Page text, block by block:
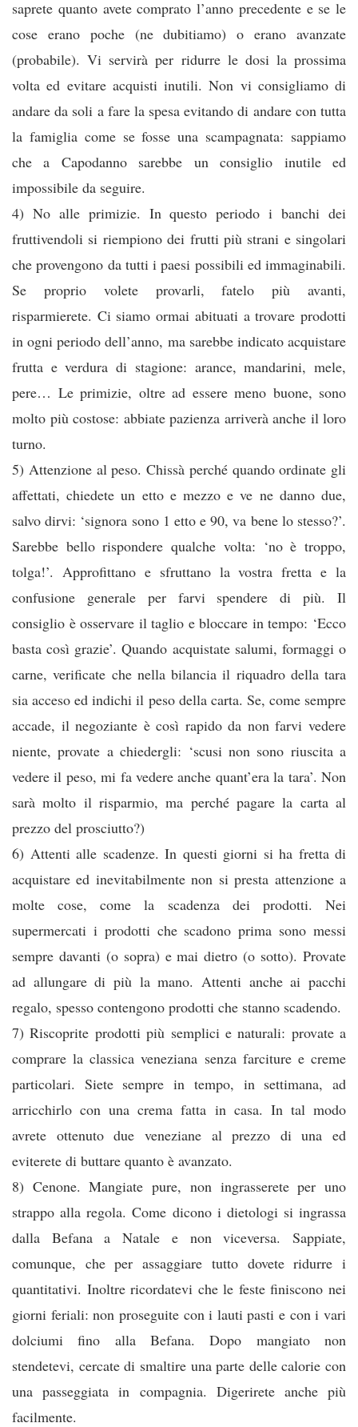
saprete quanto avete comprato l’anno precedente e se le
cose erano poche (ne dubitiamo) o erano avanzate
(probabile). Vi servirà per ridurre le dosi la prossima
volta ed evitare acquisti inutili. Non vi consigliamo di
andare da soli a fare la spesa evitando di andare con tutta
la famiglia come se fosse una scampagnata: sappiamo
che a Capodanno sarebbe un consiglio inutile ed
impossibile da seguire.
4) No alle primizie. In questo periodo i banchi dei
fruttivendoli si riempiono dei frutti più strani e singolari
che provengono da tutti i paesi possibili ed immaginabili.
Se proprio volete provarli, fatelo più avanti,
risparmierete. Ci siamo ormai abituati a trovare prodotti
in ogni periodo dell’anno, ma sarebbe indicato acquistare
frutta e verdura di stagione: arance, mandarini, mele,
pere… Le primizie, oltre ad essere meno buone, sono
molto più costose: abbiate pazienza arriverà anche il loro
turno.
5) Attenzione al peso. Chissà perché quando ordinate gli
affettati, chiedete un etto e mezzo e ve ne danno due,
salvo dirvi: ‘signora sono 1 etto e 90, va bene lo stesso?’.
Sarebbe bello rispondere qualche volta: ‘no è troppo,
tolga!’. Approfittano e sfruttano la vostra fretta e la
confusione generale per farvi spendere di più. Il
consiglio è osservare il taglio e bloccare in tempo: ‘Ecco
basta così grazie’. Quando acquistate salumi, formaggi o
carne, verificate che nella bilancia il riquadro della tara
sia acceso ed indichi il peso della carta. Se, come sempre
accade, il negoziante è così rapido da non farvi vedere
niente, provate a chiedergli: ‘scusi non sono riuscita a
vedere il peso, mi fa vedere anche quant’era la tara’. Non
sarà molto il risparmio, ma perché pagare la carta al
prezzo del prosciutto?)
6) Attenti alle scadenze. In questi giorni si ha fretta di
acquistare ed inevitabilmente non si presta attenzione a
molte cose, come la scadenza dei prodotti. Nei
supermercati i prodotti che scadono prima sono messi
sempre davanti (o sopra) e mai dietro (o sotto). Provate
ad allungare di più la mano. Attenti anche ai pacchi
regalo, spesso contengono prodotti che stanno scadendo.
7) Riscoprite prodotti più semplici e naturali: provate a
comprare la classica veneziana senza farciture e creme
particolari. Siete sempre in tempo, in settimana, ad
arricchirlo con una crema fatta in casa. In tal modo
avrete ottenuto due veneziane al prezzo di una ed
eviterete di buttare quanto è avanzato.
8) Cenone. Mangiate pure, non ingrasserete per uno
strappo alla regola. Come dicono i dietologi si ingrassa
dalla Befana a Natale e non viceversa. Sappiate,
comunque, che per assaggiare tutto dovete ridurre i
quantitativi. Inoltre ricordatevi che le feste finiscono nei
giorni feriali: non proseguite con i lauti pasti e con i vari
dolciumi fino alla Befana. Dopo mangiato non
stendetevi, cercate di smaltire una parte delle calorie con
una passeggiata in compagnia. Digerirete anche più
facilmente.